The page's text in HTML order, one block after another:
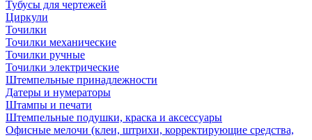
Тубусы для чертежей
Циркули
Точилки
Точилки механические
Точилки ручные
Точилки электрические
Штемпельные принадлежности
Датеры и нумераторы
Штампы и печати
Штемпельные подушки, краска и аксессуары
Офисные мелочи (клеи, штрихи, корректирующие средства,